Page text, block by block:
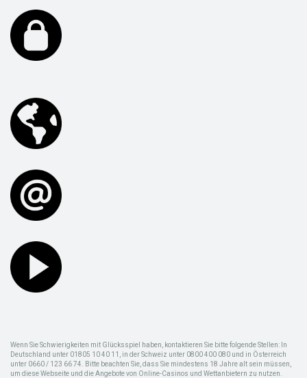
Wenn Sie Schwierigkeiten mit Glücksspiel haben, kontaktieren Sie bitte folgende Stellen: In
Deutschland unter 01805 10 40 11, in der Schweiz unter 0800 400 080 und in Österreich
unter 0660 / 123 66 74. Bitte beachten Sie, dass Sie mindestens 18 Jahre alt sein müssen,
um diese Webseite und die Angebote von Online-Casinos und Wettanbietern zu nutzen.